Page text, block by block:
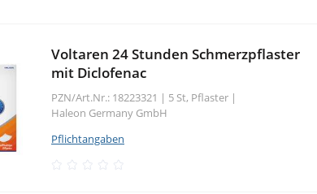
Voltaren 24 Stunden Schmerzpflaster
mit Diclofenac
PZN/Art.Nr.: 18223321 | 5 St, Pflaster |
Haleon Germany GmbH
Pflichtangaben